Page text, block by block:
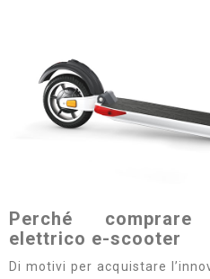
Perché
elettrico e-scooter
Di motivi per acquistare